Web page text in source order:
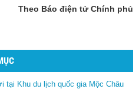
Theo Báo điện tử Chính phủ
tại Khu du lịch quốc gia Mộc Châu